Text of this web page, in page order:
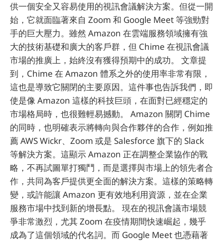
供一個安全又容易使用的視訊會議解決方案。但從一開
始，它就面臨著來自 Zoom 和 Google Meet 等強勁對
手的巨大壓力。雖然 Amazon 在雲端服務領域擁有強
大的技術基礎和廣大的客戶群，但 Chime 在視訊會議
市場的推廣上，始終沒有獲得預期中的成功。 文章提
到，Chime 在 Amazon 體系之外的使用率非常有限，
這也是導致它關閉的主要原因。這件事也告訴我們，即
使是像 Amazon 這樣的科技巨頭，在面對已經穩定的
市場格局時，也很難輕易撼動。 Amazon 關閉 Chime
的同時，也明確表示將轉向與合作夥伴的合作，例如推
薦 AWS Wickr、Zoom 或是 Salesforce 旗下的 Slack
等解決方案。這顯示 Amazon 正在調整企業協作的戰
略，不再試圖單打獨鬥，而是選擇與市場上的領先者合
作，共同為客戶提供更全面的解決方案。這樣的策略轉
變，或許能讓 Amazon 更有效地利用資源，並在企業
服務市場中找到新的增長點。 現在的視訊會議市場競
爭非常激烈，尤其 Zoom 在疫情期間快速崛起，幾乎
成為了這個領域的代名詞。而 Google Meet 也憑藉著